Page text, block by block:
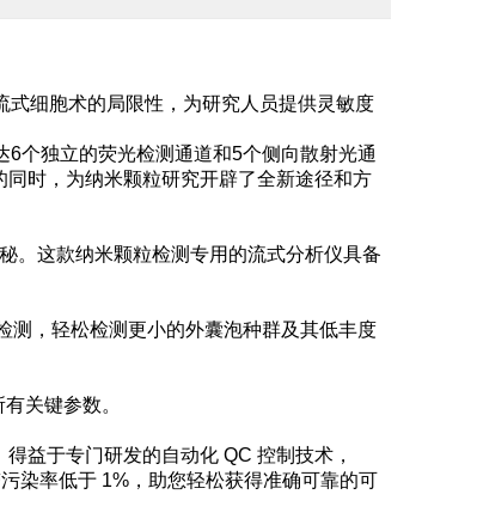
细胞术的局限性，为研究人员提供灵敏度
个独立的荧光检测通道和5个侧向散射光通
时，为纳米颗粒研究开辟了全新途径和方
。这款纳米颗粒检测专用的流式分析仪具备
测，轻松检测更小的外囊泡种群及其低丰度
关键参数。
益于专门研发的自动化 QC 控制技术，
染率低于 1%，助您轻松获得准确可靠的可